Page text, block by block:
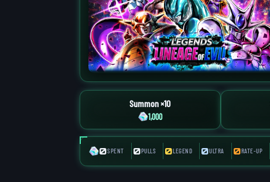
Summon ×10
1,000
0SPENT 0PULLS 0LEGEND 0ULTRA 0RATE-UP